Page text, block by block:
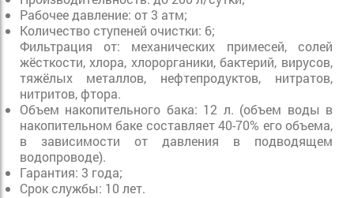
Рабочее давление: от 3 атм;
Количество ступеней очистки: 6;
Фильтрация от: механических примесей, солей
жёсткости, хлора, хлорорганики, бактерий, вирусов,
тяжёлых металлов, нефтепродуктов, нитратов,
нитритов, фтора.
Объем накопительного бака: 12 л. (объем воды в
накопительном баке составляет 40-70% его объема,
в зависимости от давления в подводящем
водопроводе).
Гарантия: 3 года;
Срок службы: 10 лет.